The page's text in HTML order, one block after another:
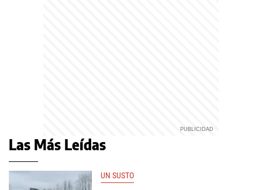
Las Más Leídas
UN SUSTO